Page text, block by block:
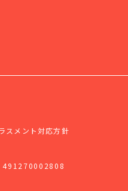
スメント対応方針
491270002808